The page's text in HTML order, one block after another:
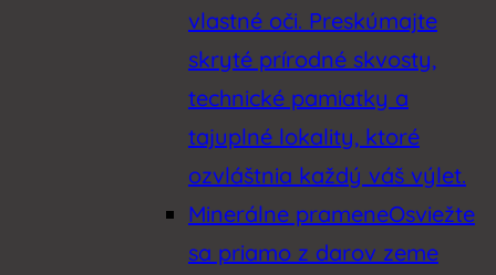
vlastné oči. Preskúmajte
skryté prírodné skvosty,
technické pamiatky a
tajuplné lokality, ktoré
ozvláštnia každý váš výlet.
Minerálne prameneOsviežte
sa priamo z darov zeme